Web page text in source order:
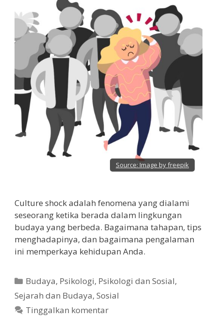
Source: Image by freepik
Culture shock adalah fenomena yang dialami
seseorang ketika berada dalam lingkungan
budaya yang berbeda. Bagaimana tahapan, tips
menghadapinya, dan bagaimana pengalaman
ini memperkaya kehidupan Anda.
Kategori
Budaya, Psikologi, Psikologi dan Sosial,
Sejarah dan Budaya, Sosial
Tinggalkan komentar